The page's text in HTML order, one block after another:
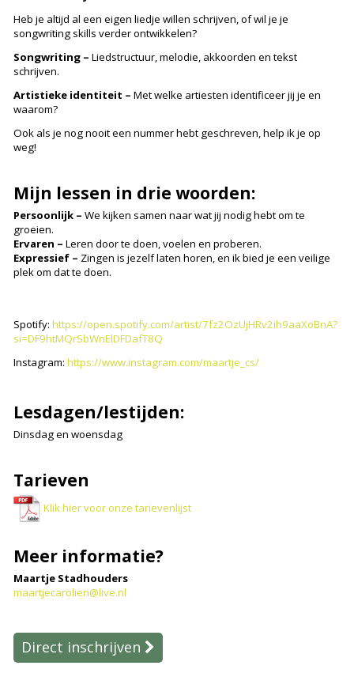
Heb je altijd al een eigen liedje willen schrijven, of wil je je
songwriting skills verder ontwikkelen?
Songwriting – Liedstructuur, melodie, akkoorden en tekst
schrijven.
Artistieke identiteit – Met welke artiesten identificeer jij je en
waarom?
Ook als je nog nooit een nummer hebt geschreven, help ik je op
weg!
Mijn lessen in drie woorden:
Persoonlijk – We kijken samen naar wat jij nodig hebt om te
groeien.
Ervaren – Leren door te doen, voelen en proberen.
Expressief – Zingen is jezelf laten horen, en ik bied je een veilige
plek om dat te doen.
Spotify:https://open.spotify.com/artist/7fz2OzUjHRv2ih9aaXoBnA?
si=DF9htMQrSbWnElDFDafT8Q
Instagram:https://www.instagram.com/maartje_cs/
Lesdagen/lestijden:
Dinsdag en woensdag
Tarieven
Klik hier voor onze tarievenlijst
Meer informatie?
Maartje Stadhouders
maartjecarolien@live.nl
Direct inschrijven